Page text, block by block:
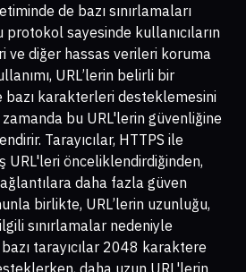
de bazı sınırlamaları
sayesinde kullanıcıların
ve diğer hassas verileri koruma
URL’lerin belirli bir
bazı karakterleri desteklemesini
zamanda bu URL'lerin güvenliğine
Tarayıcılar, HTTPS ile
URL'leri önceliklendirdiğinden,
daha fazla güven
birlikte, URL’lerin uzunluğu,
sınırlamalar nedeniyle
bazı tarayıcılar 2048 karaktere
daha uzun URL'lerin